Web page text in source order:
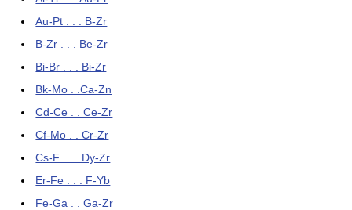
Au-Pt . . . B-Zr
B-Zr . . . Be-Zr
Bi-Br . . . Bi-Zr
Bk-Mo . .Ca-Zn
Cd-Ce . . Ce-Zr
Cf-Mo . . Cr-Zr
Cs-F . . . Dy-Zr
Er-Fe . . . F-Yb
Fe-Ga . . Ga-Zr